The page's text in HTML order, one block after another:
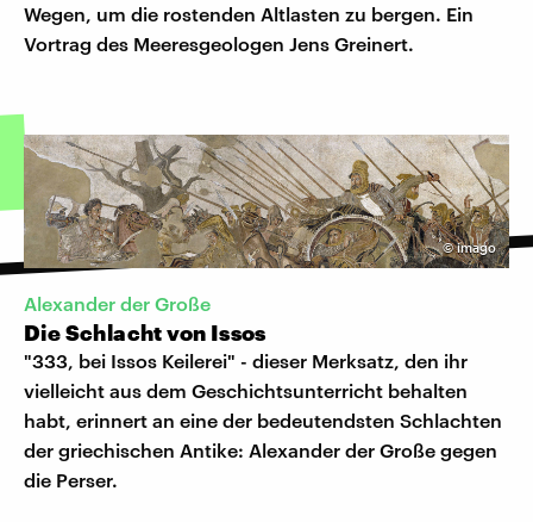
Wegen, um die rostenden Altlasten zu bergen. Ein
Vortrag des Meeresgeologen Jens Greinert.
©imago
Alexander der Große
Die Schlacht von Issos
"333, bei Issos Keilerei" - dieser Merksatz, den ihr
vielleicht aus dem Geschichtsunterricht behalten
habt, erinnert an eine der bedeutendsten Schlachten
der griechischen Antike: Alexander der Große gegen
die Perser.